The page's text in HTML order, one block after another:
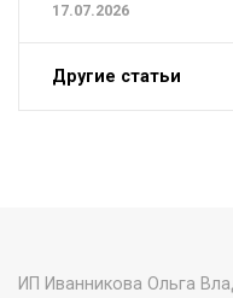
17.07.2026
Другие статьи
ИП Иванникова Ольга